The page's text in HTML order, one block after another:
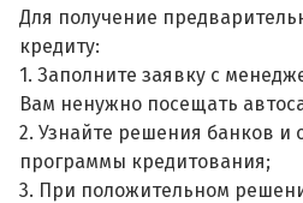
Для получение
кредиту:
1. Заполните заявку с
Вам ненужно посещать
2. Узнайте решения банков и
программы кредитования;
3. При положительном